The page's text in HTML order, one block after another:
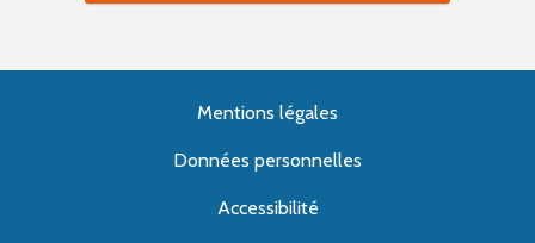
Mentions légales
Données personnelles
Accessibilité